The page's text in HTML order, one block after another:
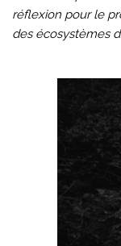
réflexion pour le
des écosystèmes